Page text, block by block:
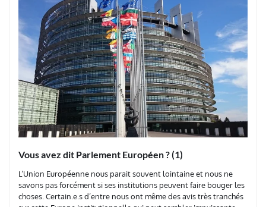
Vous avez dit Parlement Européen ? (1)
L’Union Européenne nous parait souvent lointaine et nous ne
savons pas forcément si ses institutions peuvent faire bouger les
choses. Certain.e.s d’entre nous ont même des avis très tranchés